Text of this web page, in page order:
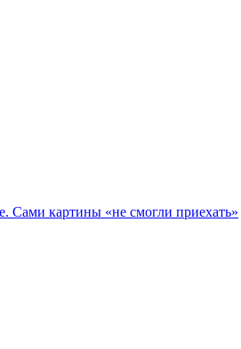
Сами картины «не смогли приехать»